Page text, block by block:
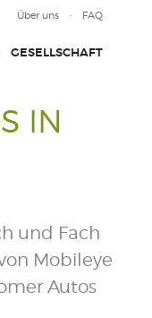
Über uns FAQ
GESELLSCHAFT
IN
und Fach
Mobileye
Autos